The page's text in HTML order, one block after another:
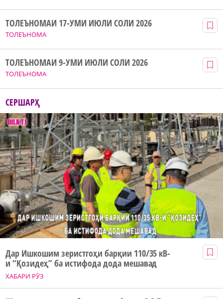
ТОЛЕЪНОМА
ТОЛЕЪНОМАИ 17-УМИ ИЮЛИ СОЛИ 2026
ТОЛЕЪНОМА
ТОЛЕЪНОМАИ 9-УМИ ИЮЛИ СОЛИ 2026
СЕРШАРҲ
ХАБАРИ РӮЗ
Дар Ишкошим зеристгоҳи барқии 110/35 кВ-
и “Қозидеҳ” ба истифода дода мешавад